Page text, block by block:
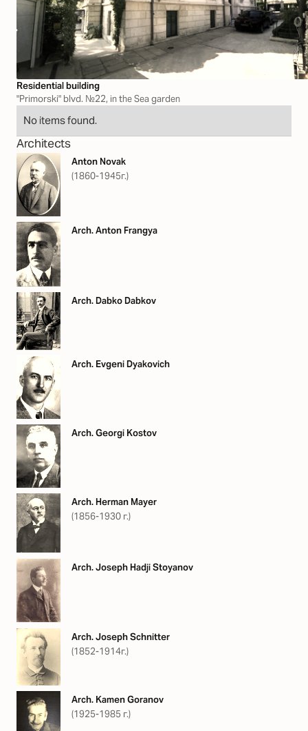
Residential building
"Primorski" blvd. №22, in the Sea garden
No items found.
Architects
Anton Novak
(1860-1945г.)
Arch. Anton Frangya
Arch. Dabko Dabkov
Arch. Evgeni Dyakovich
Arch. Georgi Kostov
Arch. Herman Mayer
(1856-1930 г.)
Arch. Joseph Hadji Stoyanov
Arch. Joseph Schnitter
(1852-1914г.)
Arch. Kamen Goranov
(1925-1985 г.)